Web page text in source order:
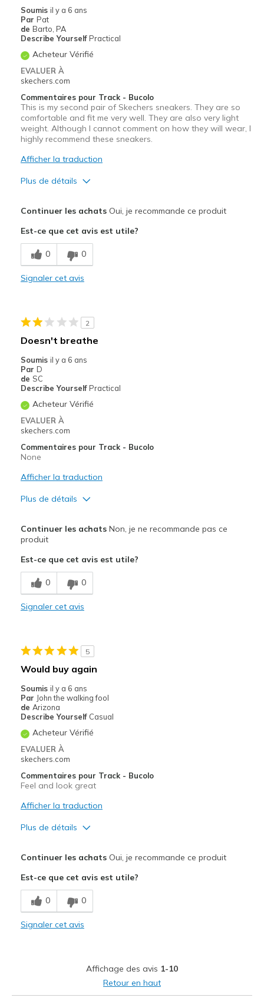
Width
Sizing
Soumis il y a 6 ans
Par Pat
de Barto, PA
Describe Yourself Practical
Acheteur Vérifié
EVALUER À
skechers.com
Commentaires pour Track - Bucolo
This is my second pair of Skechers sneakers. They are so
comfortable and fit me very well. They are also very light
weight. Although I cannot comment on how they will wear, I
highly recommend these sneakers.
Afficher la traduction
Plus de détails
Comfortable
Stylish
View On Shoes
Continuer les achatsOui, je recommande ce produit
Est-ce que cet avis est utile?
0 0
Signaler cet avis
2
Doesn't breathe
Soumis il y a 6 ans
Par D
de SC
Describe Yourself Practical
Acheteur Vérifié
EVALUER À
skechers.com
Commentaires pour Track - Bucolo
None
Afficher la traduction
Plus de détails
Durable
Les meilleures utilisations
Casual Wear
Sizing
Continuer les achatsNon, je ne recommande pas ce
produit
Est-ce que cet avis est utile?
0 0
Signaler cet avis
5
Would buy again
Soumis il y a 6 ans
Par John the walking fool
de Arizona
Describe Yourself Casual
Acheteur Vérifié
EVALUER À
skechers.com
Commentaires pour Track - Bucolo
Feel and look great
Afficher la traduction
Plus de détails
Breathe Well
Comfortable
Continuer les achatsOui, je recommande ce produit
Est-ce que cet avis est utile?
0 0
Signaler cet avis
Affichage des avis 1-10
Retour en haut